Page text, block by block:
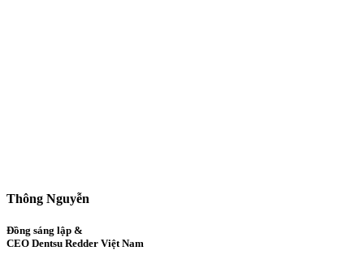
Thông Nguyễn
Đồng sáng lập &
CEO Dentsu Redder Việt Nam